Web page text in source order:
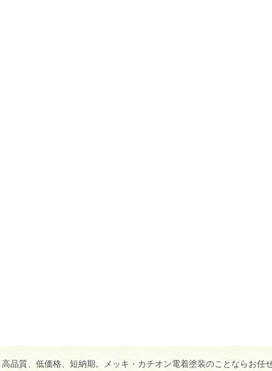
高品質、低価格、短納期。メッキ・カチオン電着塗装のことならお任